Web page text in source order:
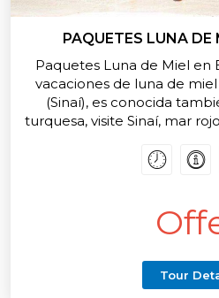
PAQUETES LUNA DE
Paquetes Luna de Miel en
vacaciones de luna de
(Sinaí), es conocida
turquesa, visite Sinaí, mar
Tour